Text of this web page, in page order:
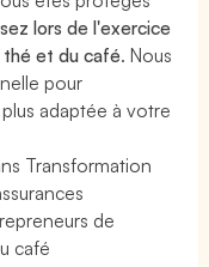
lors de l'exercice
et du café. Nous
pour
adaptée à votre
Transformation
de
café